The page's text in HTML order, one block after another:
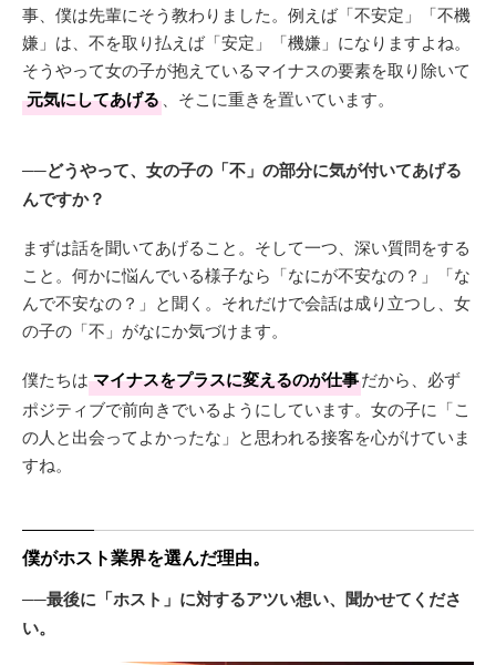
事、僕は先輩にそう教わりました。例えば「不安定」「不機
嫌」は、不を取り払えば「安定」「機嫌」になりますよね。
そうやって女の子が抱えているマイナスの要素を取り除いて
元気にしてあげる 、そこに重きを置いています。
──どうやって、女の子の「不」の部分に気が付いてあげる
んですか？
まずは話を聞いてあげること。そして一つ、深い質問をする
こと。何かに悩んでいる様子なら「なにが不安なの？」「な
んで不安なの？」と聞く。それだけで会話は成り立つし、女
の子の「不」がなにか気づけます。
僕たちは マイナスをプラスに変えるのが仕事だから、必ず
ポジティブで前向きでいるようにしています。女の子に「こ
の人と出会ってよかったな」と思われる接客を心がけていま
すね。
僕がホスト業界を選んだ理由。
──最後に「ホスト」に対するアツい想い、聞かせてくださ
い。